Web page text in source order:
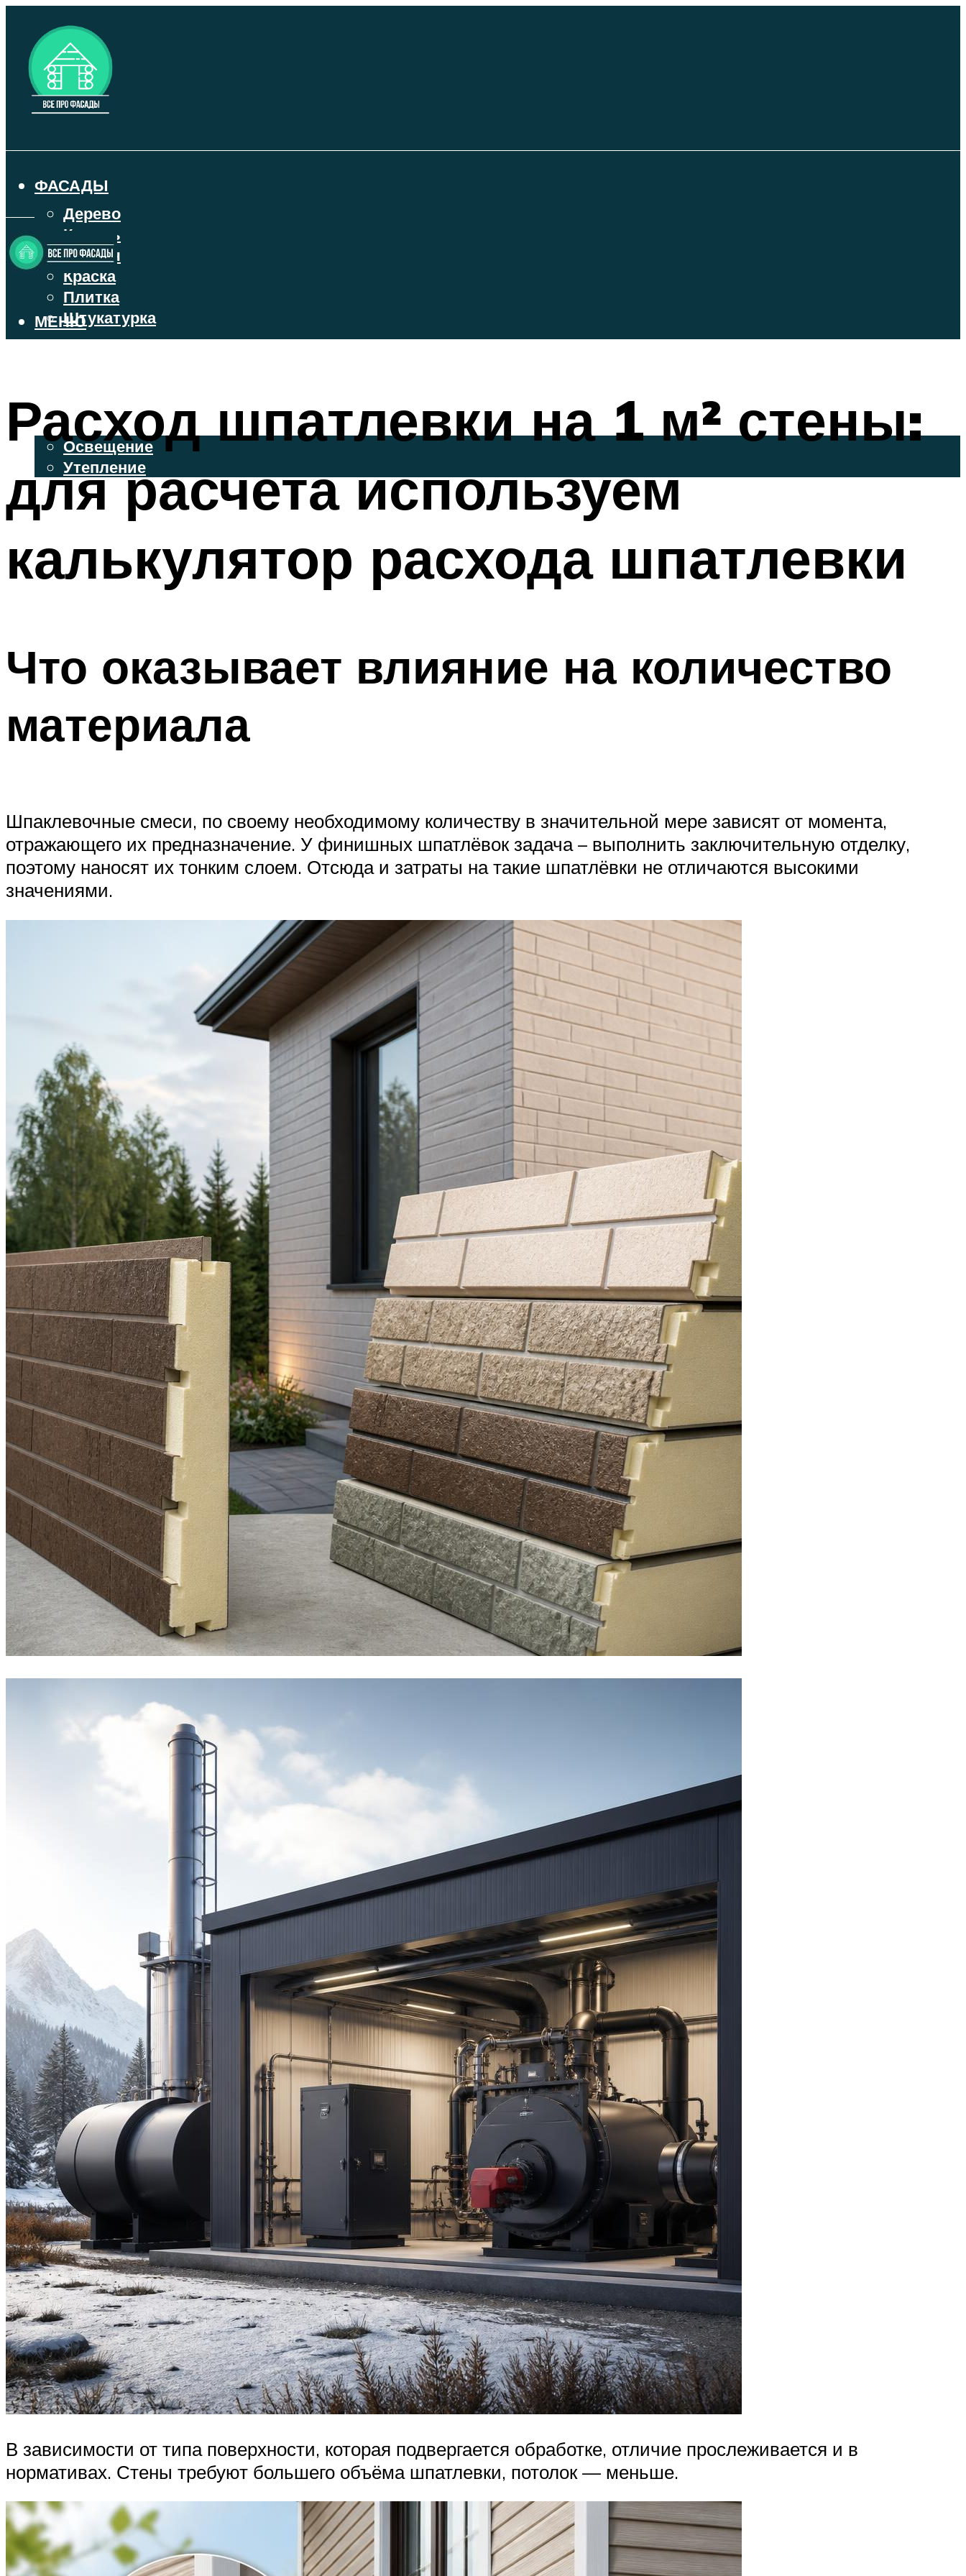
ФАСАДЫ
Дерево
Камень
Кирпич
Краска
Плитка
Штукатурка
ВЕНТИЛИРУЕМЫЕ ФАСАДЫ
ОСВЕЩЕНИЕ И УТЕПЛЕНИЕ
Освещение
Утепление
ДЕКОР
МЕНЮ
МЕНЮ
Расход шпатлевки на 1 м² стены:
для расчета используем
калькулятор расхода шпатлевки
Что оказывает влияние на количество
материала
Шпаклевочные смеси, по своему необходимому количеству в значительной мере зависят от момента,
отражающего их предназначение. У финишных шпатлёвок задача – выполнить заключительную отделку,
поэтому наносят их тонким слоем. Отсюда и затраты на такие шпатлёвки не отличаются высокими
значениями.
В зависимости от типа поверхности, которая подвергается обработке, отличие прослеживается и в
нормативах. Стены требуют большего объёма шпатлевки, потолок — меньше.